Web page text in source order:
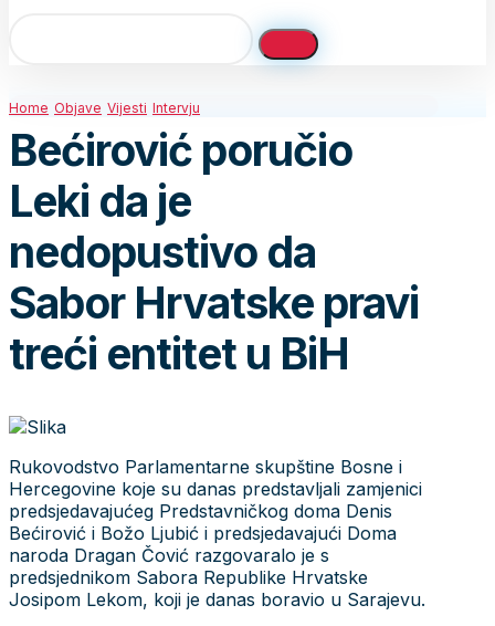
Home Objave Vijesti Intervju
Bećirović poručio
Leki da je
nedopustivo da
Sabor Hrvatske pravi
treći entitet u BiH
Rukovodstvo Parlamentarne skupštine Bosne i
Hercegovine koje su danas predstavljali zamjenici
predsjedavajućeg Predstavničkog doma Denis
Bećirović i Božo Ljubić i predsjedavajući Doma
naroda Dragan Čović razgovaralo je s
predsjednikom Sabora Republike Hrvatske
Josipom Lekom, koji je danas boravio u Sarajevu.